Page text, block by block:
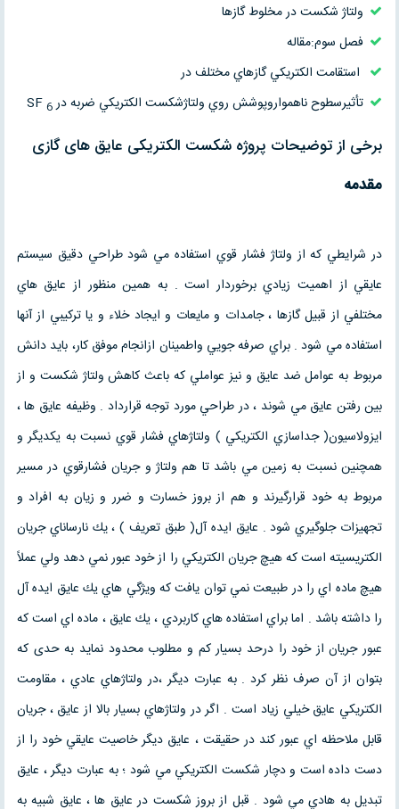
ولتاژ شکست در مخلوط گازها
فصل سوم:مقاله
استقامت الكتريكي گازهاي مختلف در
تأثيرسطوح ناهمواروپوشش روي ولتاژشكست الكتريكي ضربه در 6
SF
برخی از توضیحات پروژه شکست الکتریکی عایق های گازی
مقدمه
در شرايطي كه از ولتاژ فشار قوي استفاده مي شود طراحي دقيق سيستم
عايقي از اهميت زيادي برخوردار است . به همين منظور از عايق هاي
مختلفي از قبيل گازها ، جامدات و مايعات و ايجاد خلاء و يا تركيبي از آنها
استفاده مي شود . براي صرفه جويي واطمينان ازانجام موفق كار، بايد دانش
مربوط به عوامل ضد عايق و نيز عواملي كه باعث كاهش ولتاژ شكست و از
بين رفتن عايق مي شوند ، در طراحي مورد توجه قرارداد . وظيفه عايق ها ،
ايزولاسيون( جداسازي الكتريكي ) ولتاژهاي فشار قوي نسبت به یكديگر و
همچنين نسبت به زمين مي باشد تا هم ولتاژ و جريان فشارقوي در مسير
مربوط به خود قرارگيرند و هم از بروز خسارت و ضرر و زيان به افراد و
تجهيزات جلوگيري شود . عايق ايده آل( طبق تعريف ) ، يك نارساناي جريان
الكتريسيته است كه هيچ جريان الكتريكي را از خود عبور نمي دهد ولي عملاً
هيچ ماده اي را در طبيعت نمي توان يافت كه ويژگي هاي یك عايق ايده آل
را داشته باشد . اما براي استفاده هاي كاربردي ، یك عايق ، ماده اي است كه
عبور جريان از خود را درحد بسيار كم و مطلوب محدود نمايد به حدی که
بتوان از آن صرف نظر كرد . به عبارت ديگر ،‌در ولتاژهاي عادي ، مقاومت
الكتريكي عايق خيلي زياد است . اگر در ولتاژهاي بسيار بالا از عايق ، جريان
قابل ملاحظه اي عبور كند در حقيقت ، عايق ديگر خاصيت عايقي خود را از
دست داده است و دچار شكست الكتريكي مي شود ؛ به عبارت ديگر ، عايق
تبديل به هادي مي شود . قبل از بروز شكست در عايق ها ، عايق شبيه به